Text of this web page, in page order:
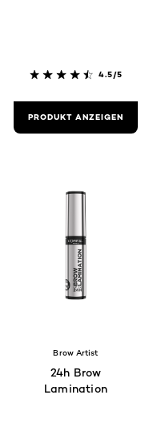
4.5/5
PRODUKT ANZEIGEN
Brow Artist
24h Brow
Lamination